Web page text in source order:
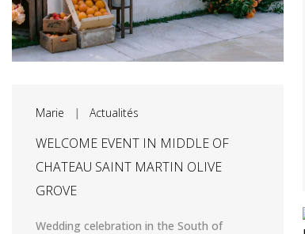
Marie | Actualités
WELCOME EVENT IN MIDDLE OF
CHATEAU SAINT MARTIN OLIVE
GROVE
Wedding celebration in the South of